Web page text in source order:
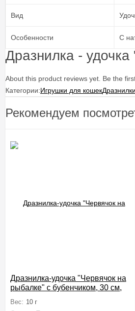
Вид
Особенности С
Дразнилка -
About this product reviews yet. Be the
Категории:Игрушки для кошекДразнилки
Рекомендуем
Дразнилка-удочка "Червячок на
рыбалке" с бубенчиком, 30 см,
Вес: 10 г